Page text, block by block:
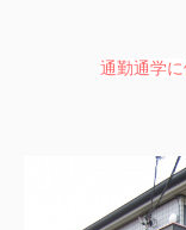
通勤通学